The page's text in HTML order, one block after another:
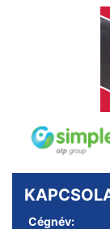
Cégnév: